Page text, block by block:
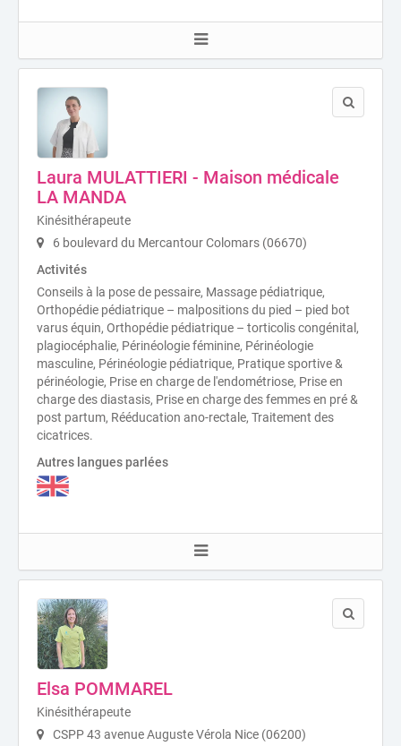
Laura MULATTIERI - Maison médicale
LA MANDA
Kinésithérapeute
6 boulevard du Mercantour Colomars (06670)
Activités
Conseils à la pose de pessaire, Massage pédiatrique,
Orthopédie pédiatrique – malpositions du pied – pied bot
varus équin, Orthopédie pédiatrique – torticolis congénital,
plagiocéphalie, Périnéologie féminine, Périnéologie
masculine, Périnéologie pédiatrique, Pratique sportive &
périnéologie, Prise en charge de l'endométriose, Prise en
charge des diastasis, Prise en charge des femmes en pré &
post partum, Rééducation ano-rectale, Traitement des
cicatrices.
Autres langues parlées
Elsa POMMAREL
Kinésithérapeute
CSPP 43 avenue Auguste Vérola Nice (06200)